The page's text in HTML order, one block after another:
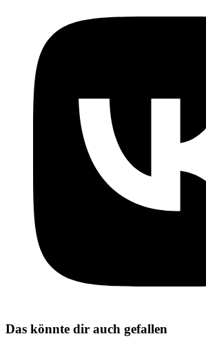
Das könnte dir auch gefallen